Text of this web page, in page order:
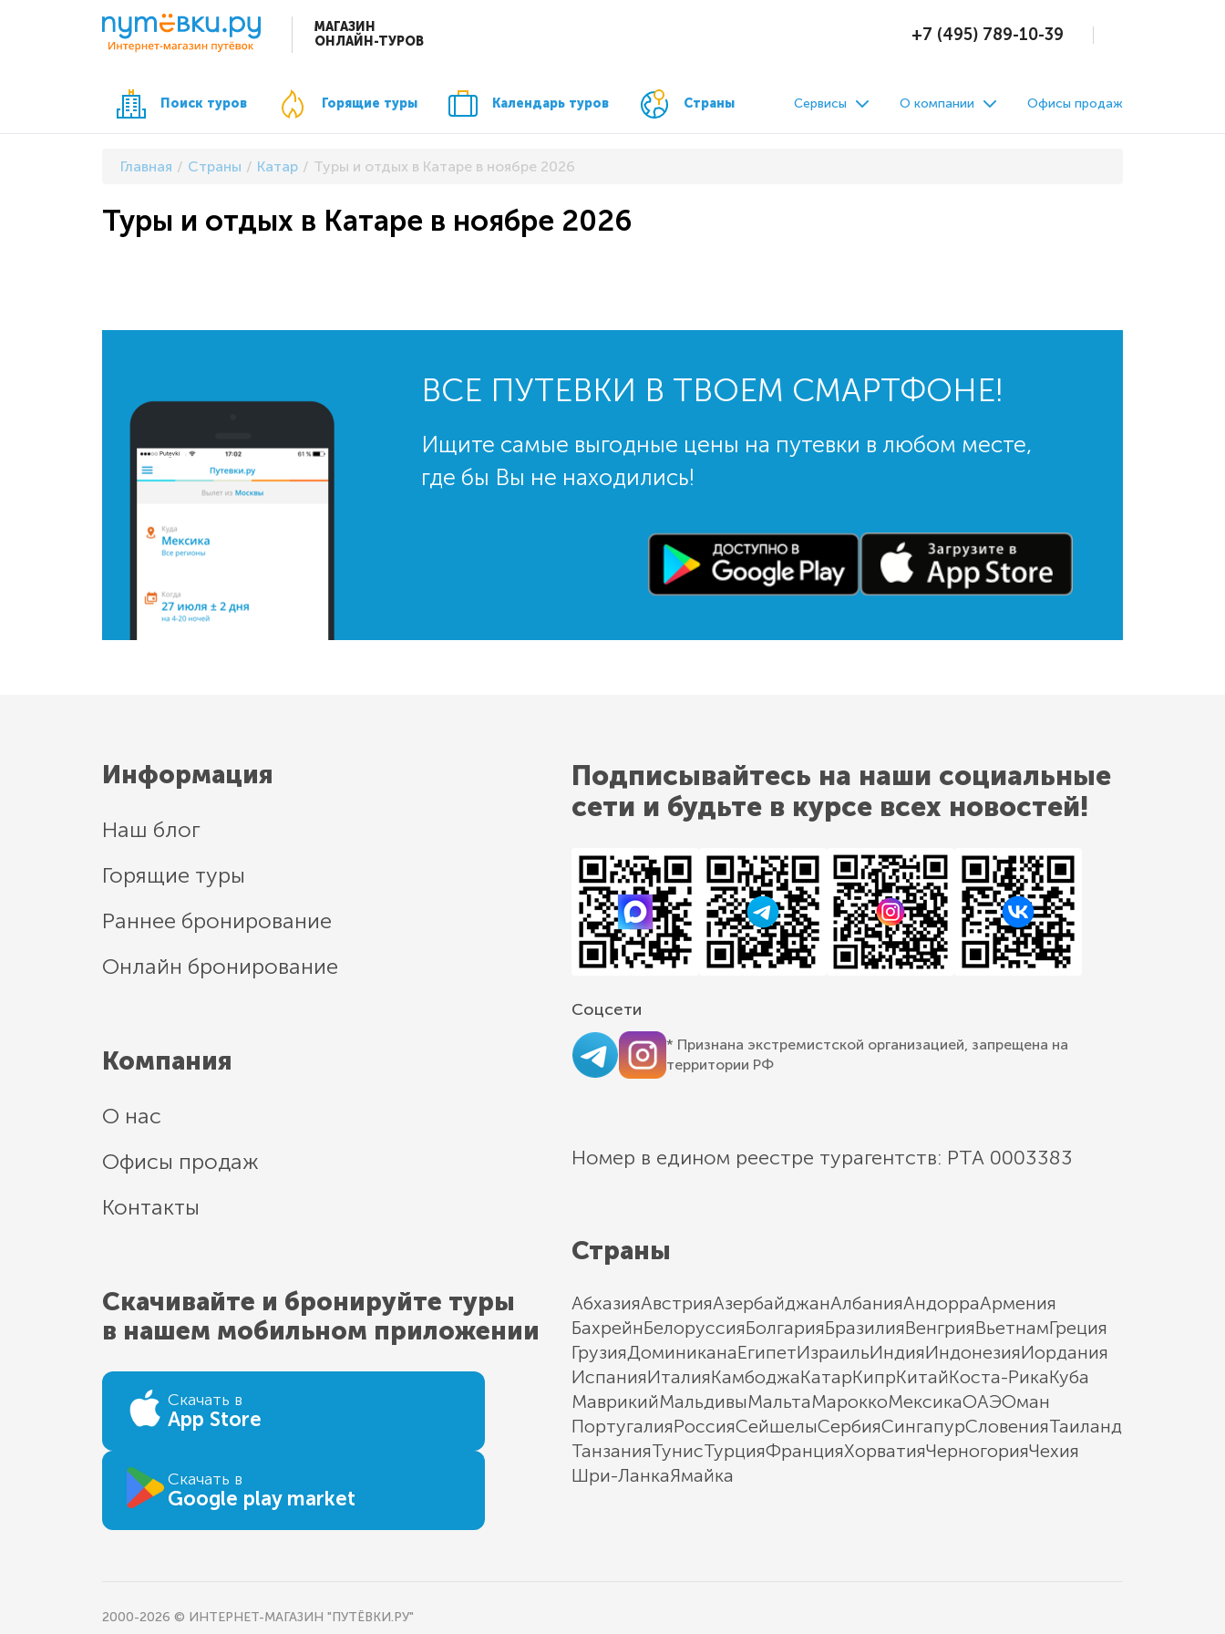
МАГАЗИН
ОНЛАЙН-ТУРОВ
+7 (495) 789-10-39
Поиск туров Горящие туры Календарь туров Страны Сервисы О компании Офисы продаж
Главная Страны Катар Туры и отдых в Катаре в ноябре 2026
Туры и отдых в Катаре в ноябре 2026
ВСЕ ПУТЕВКИ В ТВОЕМ СМАРТФОНЕ!
Ищите самые выгодные цены на путевки в любом месте,
где бы Вы не находились!
Информация
Наш блог
Горящие туры
Раннее бронирование
Онлайн бронирование
Компания
О нас
Офисы продаж
Контакты
Скачивайте и бронируйте туры
в нашем мобильном приложении
Скачать в
App Store
Скачать в
Google play market
Подписывайтесь на наши социальные
сети и будьте в курсе всех новостей!
Соцсети
* Признана экстремистской организацией, запрещена на
территории РФ
Номер в едином реестре турагентств: РТА 0003383
Страны
АбхазияАвстрияАзербайджанАлбанияАндорраАрмения
БахрейнБелоруссияБолгарияБразилияВенгрияВьетнамГреция
ГрузияДоминиканаЕгипетИзраильИндияИндонезияИордания
ИспанияИталияКамбоджаКатарКипрКитайКоста-РикаКуба
МаврикийМальдивыМальтаМароккоМексикаОАЭОман
ПортугалияРоссияСейшелыСербияСингапурСловенияТаиланд
ТанзанияТунисТурцияФранцияХорватияЧерногорияЧехия
Шри-ЛанкаЯмайка
2000-2026 © ИНТЕРНЕТ-МАГАЗИН "ПУТЁВКИ.РУ"